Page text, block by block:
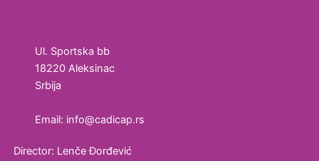
Magnetni
mešači
Vortex
Ultrazvučno
Ul. Sportska bb
18220 Aleksinac
Srbija
Email: info@cadicap.rs
Director: Lenče Đorđević